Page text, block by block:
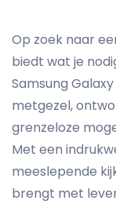
Op zoek naar
biedt wat je
Samsung
metgezel,
grenzeloze
Met een
meeslepende
brengt met